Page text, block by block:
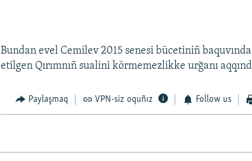
Bundan evel Cemilev 2015 senesi bücetiniñ
etilgen Qırımnıñ sualini körmemezlikke urğanı
Paylaşmaq VPN-siz oquñız Follow us